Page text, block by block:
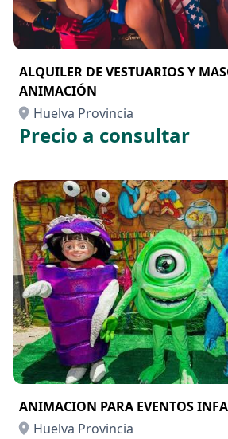
ALQUILER DE VESTUARIOS Y
ANIMACIÓN
Huelva Provincia
Precio a consultar
ANIMACION PARA EVENTOS
Huelva Provincia